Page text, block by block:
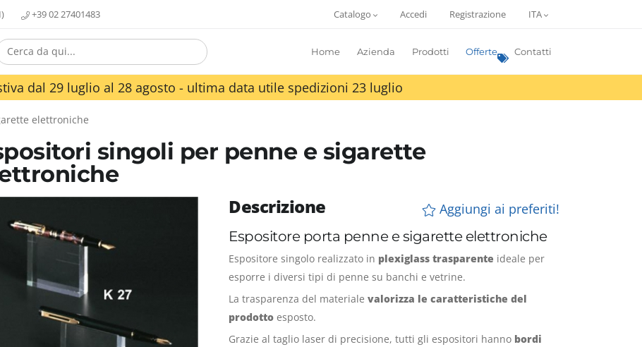
+39 02 27401483 Catalogo Accedi Registrazione ITA
Home Azienda Prodotti Offerte Contatti
dal 29 luglio al 28 agosto - ultima data utile spedizioni 23 luglio
elettroniche
singoli per penne e sigarette
Descrizione
Aggiungi ai preferiti!
Espositore porta penne e sigarette elettroniche
Espositore singolo realizzato in plexiglass trasparente ideale per
esporre i diversi tipi di penne su banchi e vetrine.
La trasparenza del materialevalorizza le caratteristiche del
prodotto esposto.
Grazie al taglio laser di precisione, tutti gli espositori hanno bordi